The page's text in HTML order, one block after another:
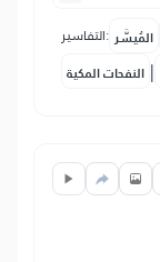
التفاسير: المُيسَّر
النفحات المكية |